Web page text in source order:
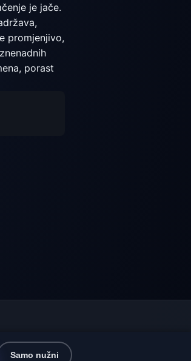
je jače.
promjenjivo,
porast
Samo nužni